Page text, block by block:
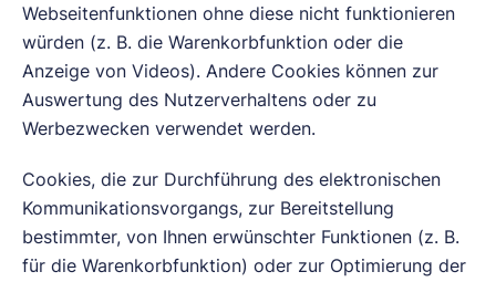
Webseitenfunktionen ohne diese nicht funktionieren
würden (z. B. die Warenkorbfunktion oder die
Anzeige von Videos). Andere Cookies können zur
Auswertung des Nutzerverhaltens oder zu
Werbezwecken verwendet werden.
Cookies, die zur Durchführung des elektronischen
Kommunikationsvorgangs, zur Bereitstellung
bestimmter, von Ihnen erwünschter Funktionen (z. B.
für die Warenkorbfunktion) oder zur Optimierung der